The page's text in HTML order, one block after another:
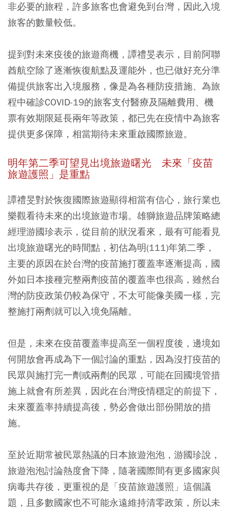
非必要的旅程，許多旅客也會避免到台灣，因此入境
旅客的數量較低。
提到對未來疫後的旅遊商機，譚禮旻表示，目前阿聯
酋航空除了逐漸恢復航點及運能外，也已做好充分準
備提供旅客出入境服務，像是為各種防疫措施、為旅
程中確診COVID-19的旅客支付醫療及隔離費用、機
票有效期限延長兩年等政策，都已先在疫情中為旅客
提供更多保障，相當期待未來重啟國際旅遊。
明年第二季可望見出境旅遊曙光 未來「疫苗
旅遊護照」是重點
譚禮旻對於恢復國際旅遊顯得相當有信心，旅行業也
樂觀看待未來的出境旅遊市場。雄獅旅遊品牌策略總
經理游國珍表示，從目前的狀況看來，最有可能看見
出境旅遊曙光的時間點，初估為明(111)年第二季，
主要的原因在於台灣的疫苗施打覆蓋率逐漸提高，國
外如日本接種完整兩劑疫苗的覆蓋率也很高，雖然台
灣的防疫政策仍較為保守，不太可能像美國一樣，完
整施打兩劑就可以入境免隔離。
但是，未來在疫苗覆蓋率提高至一個程度後，邊境如
何開放會再成為下一個討論的重點，因為沒打疫苗的
民眾與施打完一劑或兩劑的民眾，可能在回國境管措
施上就會有所差異，因此在台灣疫情穩定的前提下，
未來覆蓋率持續提高後，勢必會做出部份開放的措
施。
至於近期常被民眾熱議的日本旅遊泡泡，游國珍說，
旅遊泡泡討論熱度會下降，隨著國際間有更多國家與
病毒共存後，更重視的是「疫苗旅遊護照」這個議
題，且多數國家也不可能永遠維持清零政策，所以未